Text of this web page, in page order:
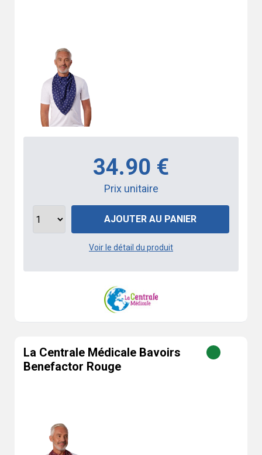
34.90 €
Prix unitaire
AJOUTER AU PANIER
Voir le détail du produit
La Centrale Médicale Bavoirs
Benefactor Rouge